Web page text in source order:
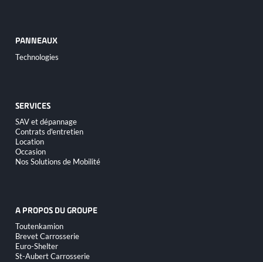
PANNEAUX
Aller
au
Technologies
SERVICES
Aller
au
contenu
SAV et dépannage
Contrats d'entretien
Location
Occasion
Nos Solutions de Mobilité
A PROPOS DU GROUPE
Aller
au
contenu
Toutenkamion
Brevet Carrosserie
Euro-Shelter
St-Aubert Carrosserie